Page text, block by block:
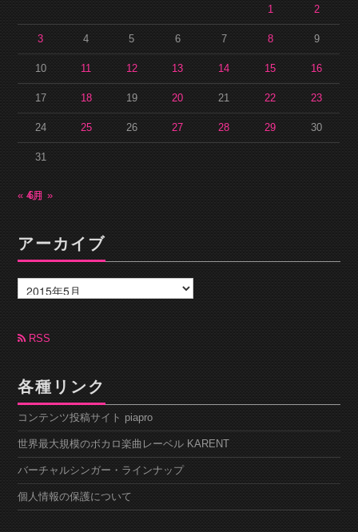
1 2
3 4 5 6 7 8 9
10 11 12 13 14 15 16
17 18 19 20 21 22 23
24 25 26 27 28 29 30
31
« 4月6月 »
アーカイブ
ー
カ
ブ RSS
各種リンク
コンテンツ投稿サイト piapro
世界最大規模のボカロ楽曲レーベル KARENT
バーチャルシンガー・ラインナップ
個人情報の保護について